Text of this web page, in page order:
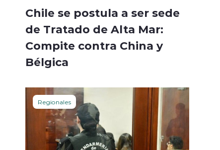
Chile se postula a ser sede
de Tratado de Alta Mar:
Compite contra China y
Bélgica
Regionales